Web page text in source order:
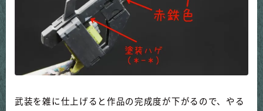
武装を雑に仕上げると作品の完成度が下がるので、やる